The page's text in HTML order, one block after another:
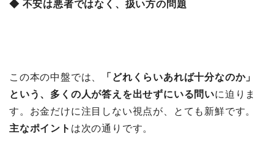
◆ 不安は悪者ではなく、扱い方の問題
この本の中盤では、
「どれくらいあれば十分なのか」
という、多くの人が答えを出せずにいる問いに迫りま
す。お金だけに注目しない視点が、とても新鮮です。
主なポイント は次の通りです。